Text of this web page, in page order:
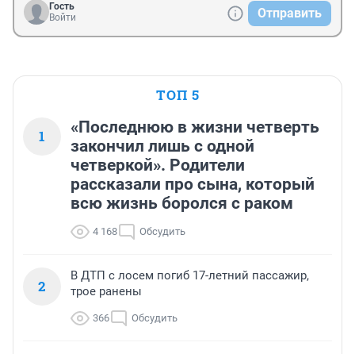
Гость
Войти
Отправить
ТОП 5
1
«Последнюю в жизни четверть
закончил лишь с одной
четверкой». Родители
рассказали про сына, который
всю жизнь боролся с раком
4 168 Обсудить
2
В ДТП с лосем погиб 17-летний пассажир,
трое ранены
366 Обсудить